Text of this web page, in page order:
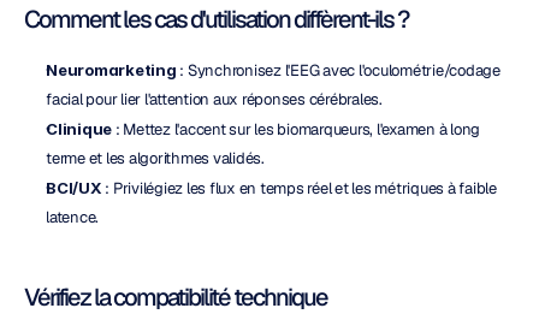
Comment les cas d'utilisation diffèrent-ils ?
Neuromarketing : Synchronisez l'EEG avec l'oculométrie/codage
facial pour lier l'attention aux réponses cérébrales.
Clinique : Mettez l'accent sur les biomarqueurs, l'examen à long
terme et les algorithmes validés.
BCI/UX : Privilégiez les flux en temps réel et les métriques à faible
latence.
Vérifiez la compatibilité technique